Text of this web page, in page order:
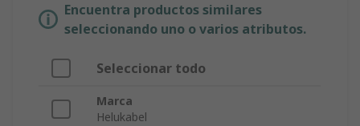
Encuentra productos similares
seleccionando uno o varios atributos.
Seleccionar todo
Marca
Helukabel